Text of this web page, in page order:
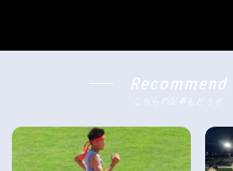
Recommend
こちらの記事もどうぞ